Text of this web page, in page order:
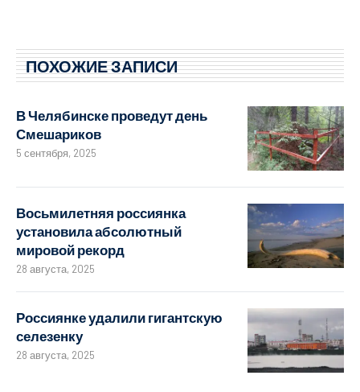
ПОХОЖИЕ ЗАПИСИ
В Челябинске проведут день
Смешариков
5 сентября, 2025
Восьмилетняя россиянка
установила абсолютный
мировой рекорд
28 августа, 2025
Россиянке удалили гигантскую
селезенку
28 августа, 2025